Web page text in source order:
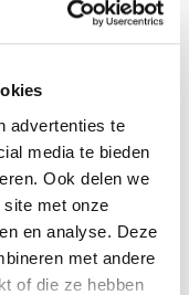
advertenties te
media te bieden
Ook delen we
met onze
en analyse. Deze
met andere
of die ze hebben
ervoor dat al
manier.
volledige afdichting
is bruikbaar alle
en correct
Dankzij zijn
alle
De prestaties